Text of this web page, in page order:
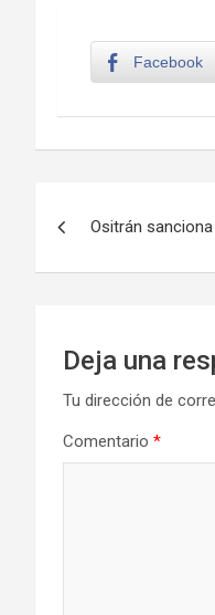
Facebook
Ositrán
Deja una
Tu dirección de
Comentario *